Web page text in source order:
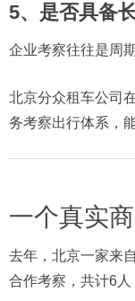
5、是否具备
企业考察往往是周
北京分众租车公司
务考察出行体系，
一个真实
去年，北京一家来
合作考察，共计6人